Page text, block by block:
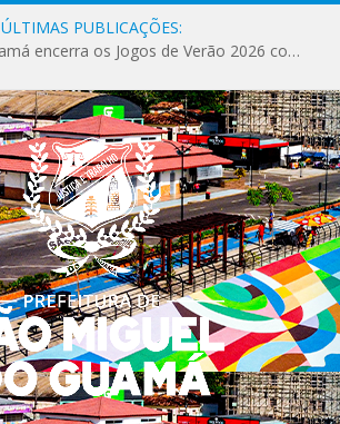
ÚLTIMAS PUBLICAÇÕES:
São Miguel do Guamá encerra os Jogos de Verão 2026 com sucesso de público e competições.